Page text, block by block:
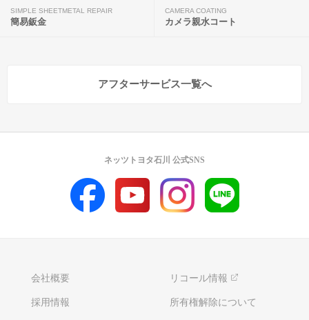
SIMPLE SHEETMETAL REPAIR
簡易鈑金
CAMERA COATING
カメラ親水コート
アフターサービス一覧へ
会社概要 リコール情報
採用情報 所有権解除について
ネッツトヨタ石川 公式SNS